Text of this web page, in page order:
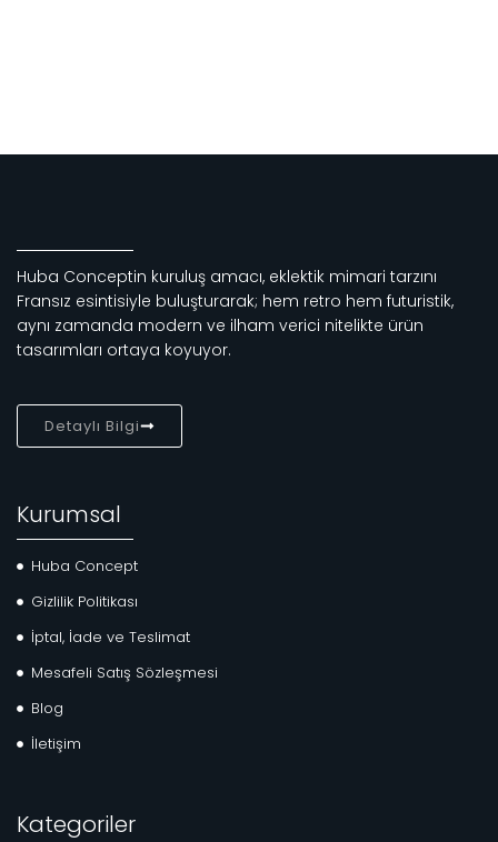
Huba Conceptin kuruluş amacı, eklektik mimari tarzını
Fransız esintisiyle buluşturarak; hem retro hem futuristik,
aynı zamanda modern ve ilham verici nitelikte ürün
tasarımları ortaya koyuyor.
Detaylı Bilgi
Kurumsal
Huba Concept
Gizlilik Politikası
İptal, İade ve Teslimat
Mesafeli Satış Sözleşmesi
Blog
İletişim
Kategoriler